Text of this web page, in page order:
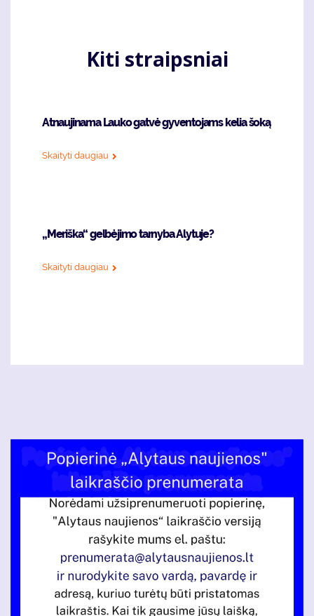
Kiti straipsniai
Atnaujinama Lauko gatvė gyventojams kelia šoką
Skaityti daugiau
„Meriška“ gelbėjimo tarnyba Alytuje?
Skaityti daugiau